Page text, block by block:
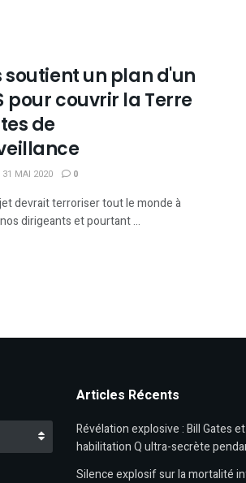
soutient un plan d'un
pour couvrir la Terre
de
31 MAI 2020 0
devrait terroriser tout le monde à
dirigeants et pourtant ...
Articles Récents
Révélation explosive : Bill Gates
habilitation Q ultra-secrète
Silence explosif sur la mortalité